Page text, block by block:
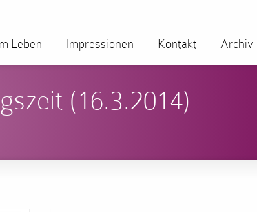
Leben Impressionen Kontakt Archiv
(16.3.2014)